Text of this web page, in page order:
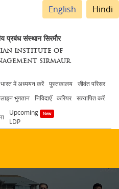
English Hindi
प्रबंध संस्थान सिरमौर
INSTITUTE OF
SIRMAUR
भारत में अध्ययन करें पुस्तकालय
जीवंत परिसर
भुगतान निविदाएँ करियर सत्यापित करें
Upcoming
LDP